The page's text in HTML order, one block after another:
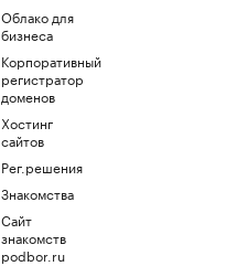
Облако для
бизнеса
Корпоративный
регистратор
доменов
Хостинг
сайтов
Рег.решения
Знакомства
Сайт
знакомств
podbor.ru